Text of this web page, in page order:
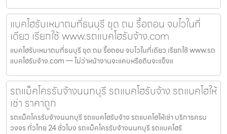
แบคโฮรับเหมาถมที่ธนบุรี ขุด ถม รื้อถอน จบไวในที่
เดียว เรียกใช้ www.รถแบคโฮรับจ้าง.com
แบคโฮรับเหมาถมที่ธนบุรี ขุด ถม รื้อถอน จบไวในที่เดียว เรียกใช้ www.รถ
แบคโฮรับจ้าง.com — ไม่ว่าหน้างานจะแคบหรือดินจะแข็งแ
รถแม็คโครรับจ้างนนทบุรี รถแบคโฮรับจ้าง รถแบคโฮให้
เช่า ราคาถูก
รถแม็คโครรับจ้างนนทบุรี รถแบคโฮรับจ้าง รถแบคโฮให้เช่า บริการครบ
วงจร ทั่วไทย 24 ชั่วโมง รถแม็คโครรับจ้างนนทบุรี รถแบคโฮรั